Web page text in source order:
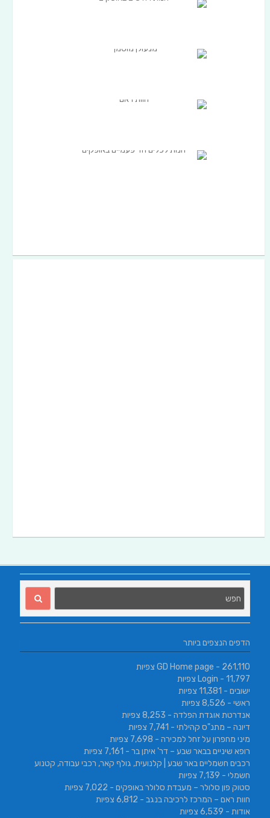
הדפים הנצפים ביותר
GD Home page - 261,110 צפיות
Login - 11,797 צפיות
ישובים - 11,381 צפיות
ראשי - 8,526 צפיות
אנדרטת אוגדת הפלדה - 8,253 צפיות
דיונה – מתנ"ס קהילתי - 7,741 צפיות
מיני מחפרון על זחל למכירה - 7,698 צפיות
רופא שיניים בבאר שבע – דר' איתן בר - 7,161 צפיות
רכבים חשמליים באר שבע | קלנועית, גולף קאר, רכבי עבודה, קטנוע
חשמלי - 7,139 צפיות
סטוק פון סלולר – מעבדת סלולר באופקים - 7,022 צפיות
חוות ראם – המרכז לרכיבה בנגב - 6,812 צפיות
אודות - 6,539 צפיות